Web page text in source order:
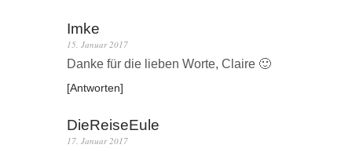
Imke
15. Januar 2017
Danke für die lieben Worte, Claire 🙂
Antworten
DieReiseEule
17. Januar 2017